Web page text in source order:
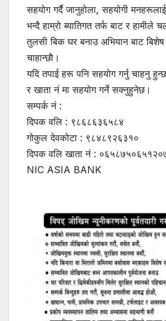
सहयोग गर्दै जानुहोला, सहयोगी
भन्दै हाम्रो ब्यातिगत तर्फ बाट र हामीले
तुलसी बिक घर बनाउ अभियान बाट बिशेष
चाहान्छाै।
यदि तपाई हरू पनि सहयोग गर्नु चाहनु
र खाता नं मा सहयोग गर्ने सक्नुहुनेछ।
सम्पर्क नं :
दिपक वलि : ९८६८६३६५८४
गोकुल देवकोटा : ९८४८९२६३१०
दिपक वलि खाता नं :
NIC ASIA BANK